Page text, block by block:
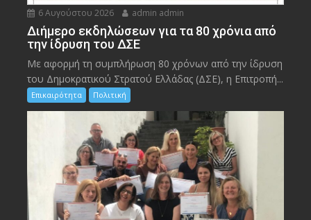
6 Αυγούστου 2026 admin admin
Διήμερο εκδηλώσεων για τα 80 χρόνια από
την ίδρυση του ΔΣΕ
Με αφορμή τη συμπλήρωση 80 χρόνων από την ίδρυση
του Δημοκρατικού Στρατού Ελλάδας (ΔΣΕ), η Επιτροπή...
Επικαιρότητα Πολιτική